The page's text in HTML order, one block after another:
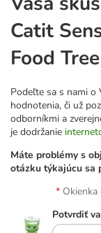
Catit
Food Tree
Podeľte sa s nami
hodnotenia, či už
odborníkmi a
je dodržanie
Máte problémy s
otázku týkajúcu sa
Potvrdiť